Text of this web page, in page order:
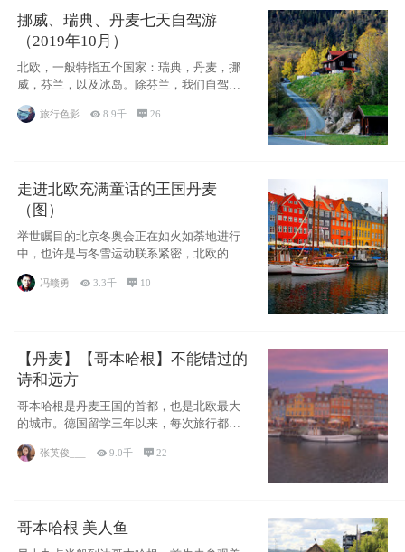
挪威、瑞典、丹麦七天自驾游
（2019年10月）
北欧，一般特指五个国家：瑞典，丹麦，挪
威，芬兰，以及冰岛。除芬兰，我们自驾游
旅行色影 8.9千 26
走进北欧充满童话的王国丹麦
（图）
举世瞩目的北京冬奥会正在如火如荼地进行
中，也许是与冬雪运动联系紧密，北欧的一
些国家因
冯赣勇 3.3千  10
【丹麦】【哥本哈根】不能错过的
诗和远方
哥本哈根是丹麦王国的首都，也是北欧最大
的城市。德国留学三年以来，每次旅行都是
张英俊___ 9.0千 22
哥本哈根 美人鱼